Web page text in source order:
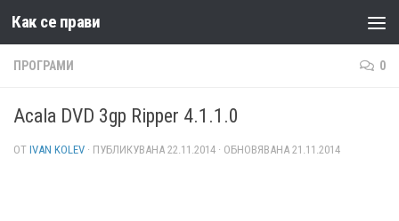
Към съдържанието
Как се прави
ПРОГРАМИ 0
Acala DVD 3gp Ripper 4.1.1.0
ОТ IVAN KOLEV · ПУБЛИКУВАНА 22.11.2014 · ОБНОВЯВАНА 21.11.2014